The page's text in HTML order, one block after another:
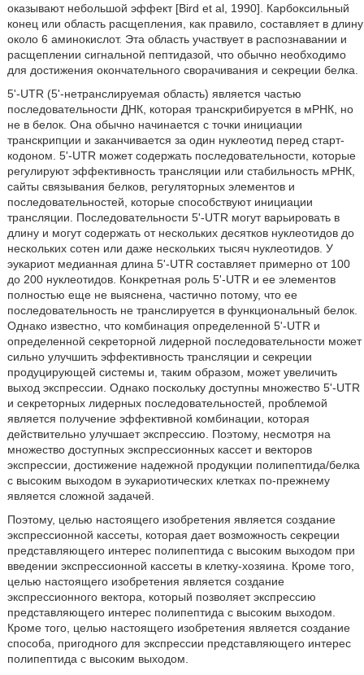
оказывают небольшой эффект [Bird et al, 1990]. Карбоксильный
конец или область расщепления, как правило, составляет в длину
около 6 аминокислот. Эта область участвует в распознавании и
расщеплении сигнальной пептидазой, что обычно необходимо
для достижения окончательного сворачивания и секреции белка.
5'-UTR (5'-нетранслируемая область) является частью
последовательности ДНК, которая транскрибируется в мРНК, но
не в белок. Она обычно начинается с точки инициации
транскрипции и заканчивается за один нуклеотид перед старт-
кодоном. 5'-UTR может содержать последовательности, которые
регулируют эффективность трансляции или стабильность мРНК,
сайты связывания белков, регуляторных элементов и
последовательностей, которые способствуют инициации
трансляции. Последовательности 5'-UTR могут варьировать в
длину и могут содержать от нескольких десятков нуклеотидов до
нескольких сотен или даже нескольких тысяч нуклеотидов. У
эукариот медианная длина 5'-UTR составляет примерно от 100
до 200 нуклеотидов. Конкретная роль 5'-UTR и ее элементов
полностью еще не выяснена, частично потому, что ее
последовательность не транслируется в функциональный белок.
Однако известно, что комбинация определенной 5'-UTR и
определенной секреторной лидерной последовательности может
сильно улучшить эффективность трансляции и секреции
продуцирующей системы и, таким образом, может увеличить
выход экспрессии. Однако поскольку доступны множество 5'-UTR
и секреторных лидерных последовательностей, проблемой
является получение эффективной комбинации, которая
действительно улучшает экспрессию. Поэтому, несмотря на
множество доступных экспрессионных кассет и векторов
экспрессии, достижение надежной продукции полипептида/белка
с высоким выходом в эукариотических клетках по-прежнему
является сложной задачей.
Поэтому, целью настоящего изобретения является создание
экспрессионной кассеты, которая дает возможность секреции
представляющего интерес полипептида с высоким выходом при
введении экспрессионной кассеты в клетку-хозяина. Кроме того,
целью настоящего изобретения является создание
экспрессионного вектора, который позволяет экспрессию
представляющего интерес полипептида с высоким выходом.
Кроме того, целью настоящего изобретения является создание
способа, пригодного для экспрессии представляющего интерес
полипептида с высоким выходом.